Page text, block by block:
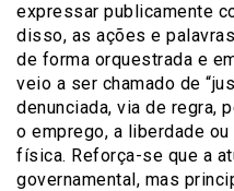
expressar publicamente
disso, as ações e
de forma orquestrada e
veio a ser chamado de
denunciada, via de regra,
o emprego, a liberdade
física. Reforça-se que a
governamental, mas